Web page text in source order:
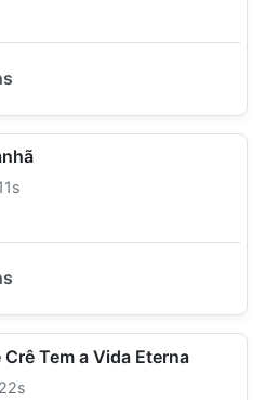
Tem a Vida Eterna